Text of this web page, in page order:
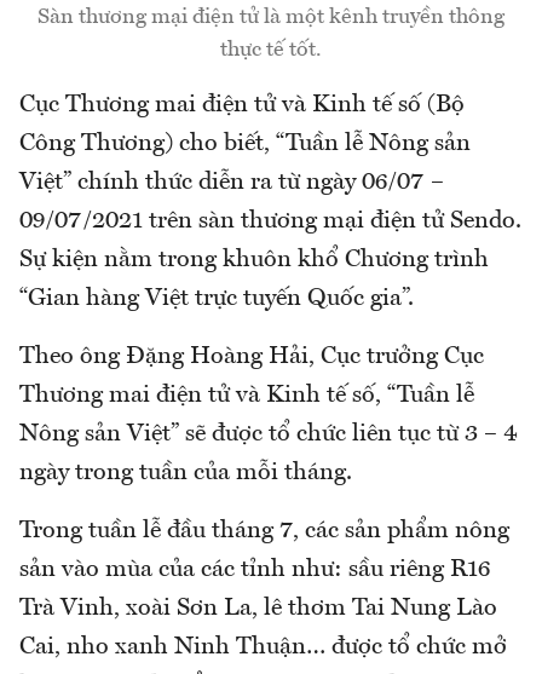
Sàn thương mại điện tử là một kênh truyền thông
thực tế tốt.
Cục Thương mai điện tử và Kinh tế số (Bộ
Công Thương) cho biết, “Tuần lễ Nông sản
Việt” chính thức diễn ra từ ngày 06/07 –
09/07/2021 trên sàn thương mại điện tử Sendo.
Sự kiện nằm trong khuôn khổ Chương trình
“Gian hàng Việt trực tuyến Quốc gia”.
Theo ông Đặng Hoàng Hải, Cục trưởng Cục
Thương mai điện tử và Kinh tế số, “Tuần lễ
Nông sản Việt” sẽ được tổ chức liên tục từ 3 – 4
ngày trong tuần của mỗi tháng.
Trong tuần lễ đầu tháng 7, các sản phẩm nông
sản vào mùa của các tỉnh như: sầu riêng R16
Trà Vinh, xoài Sơn La, lê thơm Tai Nung Lào
Cai, nho xanh Ninh Thuận… được tổ chức mở